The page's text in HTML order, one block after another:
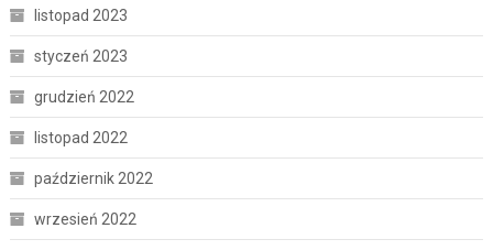
listopad 2023
styczeń 2023
grudzień 2022
listopad 2022
październik 2022
wrzesień 2022